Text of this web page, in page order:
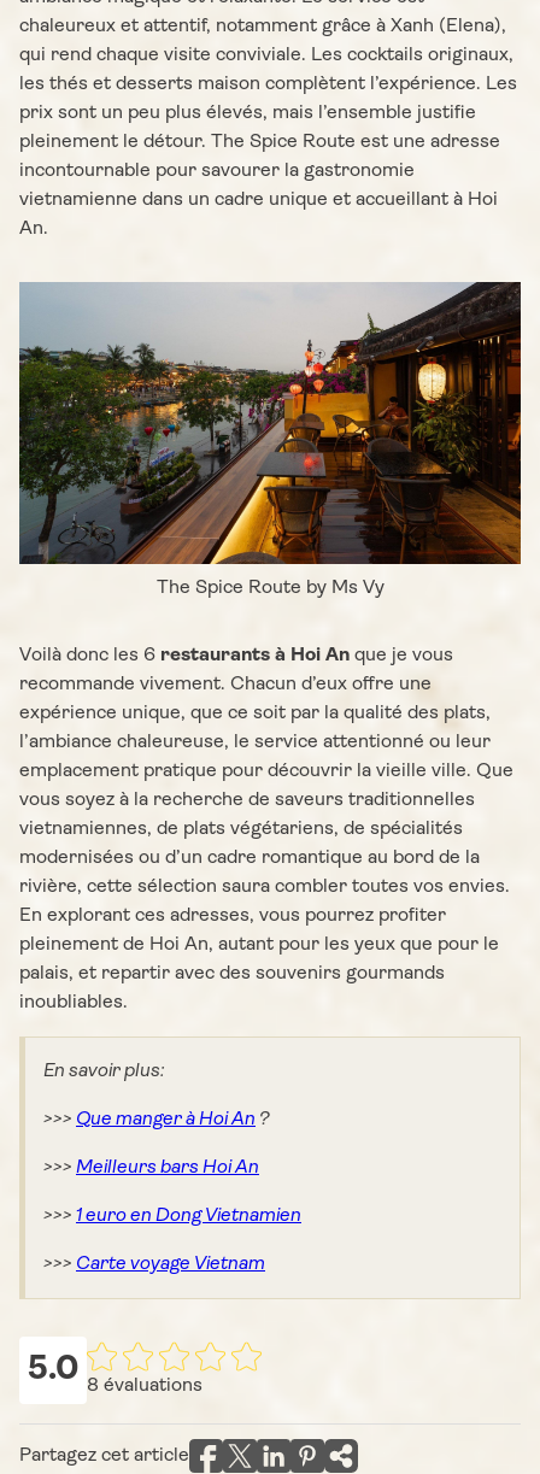
chaleureux et attentif, notamment grâce à Xanh (Elena),
qui rend chaque visite conviviale. Les cocktails originaux,
les thés et desserts maison complètent l’expérience. Les
prix sont un peu plus élevés, mais l’ensemble justifie
pleinement le détour. The Spice Route est une adresse
incontournable pour savourer la gastronomie
vietnamienne dans un cadre unique et accueillant à Hoi
An.
The Spice Route by Ms Vy
Voilà donc les 6 restaurants à Hoi An que je vous
recommande vivement. Chacun d’eux offre une
expérience unique, que ce soit par la qualité des plats,
l’ambiance chaleureuse, le service attentionné ou leur
emplacement pratique pour découvrir la vieille ville. Que
vous soyez à la recherche de saveurs traditionnelles
vietnamiennes, de plats végétariens, de spécialités
modernisées ou d’un cadre romantique au bord de la
rivière, cette sélection saura combler toutes vos envies.
En explorant ces adresses, vous pourrez profiter
pleinement de Hoi An, autant pour les yeux que pour le
palais, et repartir avec des souvenirs gourmands
inoubliables.
En savoir plus:
>>> Que manger à Hoi An ?
>>> Meilleurs bars Hoi An
>>> 1 euro en Dong Vietnamien
>>> Carte voyage Vietnam
5.0 8 évaluations
Partagez cet article